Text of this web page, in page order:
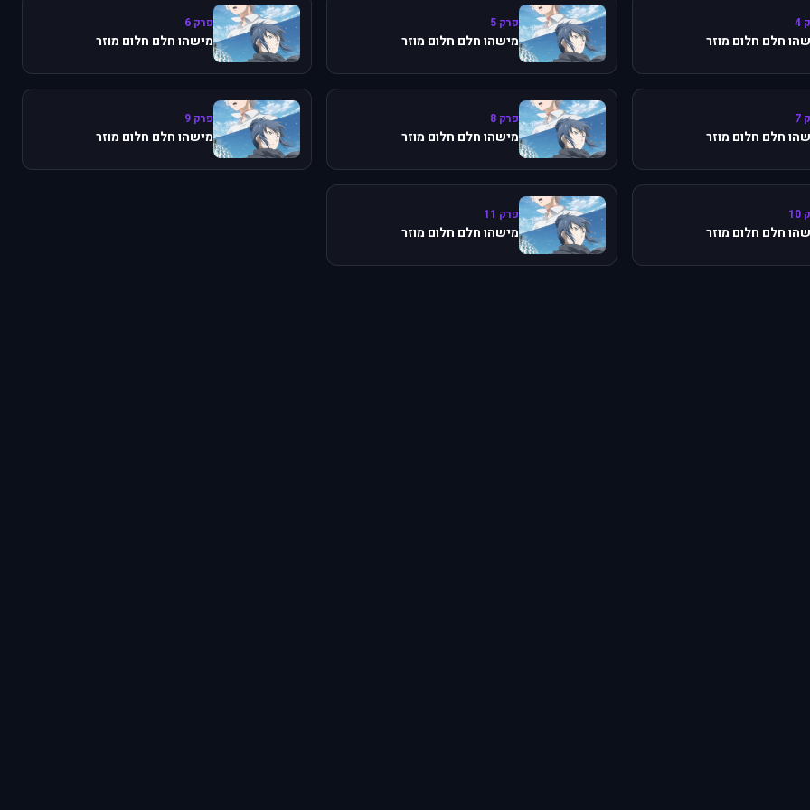
חלם חלום מוזר
פרק 5
מישהו חלם חלום מוזר
פרק 6
מישהו חלם חלום מוזר
חלם חלום מוזר
פרק 8
מישהו חלם חלום מוזר
פרק 9
מישהו חלם חלום מוזר
חלם חלום מוזר
פרק 11
מישהו חלם חלום מוזר